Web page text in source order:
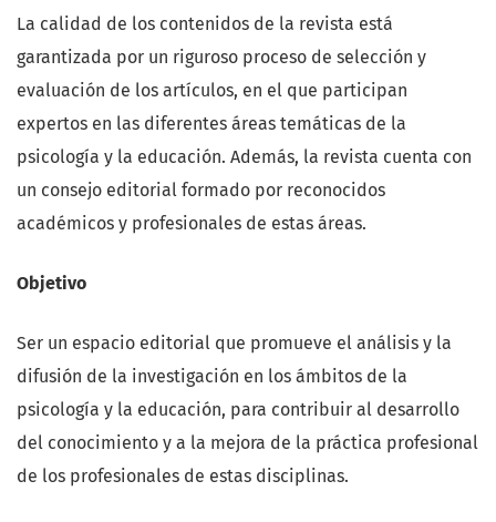
La calidad de los contenidos de la revista está
garantizada por un riguroso proceso de selección y
evaluación de los artículos, en el que participan
expertos en las diferentes áreas temáticas de la
psicología y la educación. Además, la revista cuenta con
un consejo editorial formado por reconocidos
académicos y profesionales de estas áreas.
Objetivo
Ser un espacio editorial que promueve el análisis y la
difusión de la investigación en los ámbitos de la
psicología y la educación, para contribuir al desarrollo
del conocimiento y a la mejora de la práctica profesional
de los profesionales de estas disciplinas.